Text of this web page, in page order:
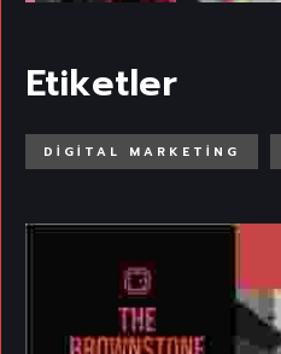
Etiketler
DIGITAL MARKETING